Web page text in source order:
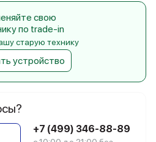
+7 (499) 346-88-89
свою
по trade-in
старую технику
устройство